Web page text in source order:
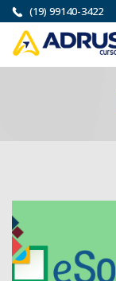
(19) 99140-3422